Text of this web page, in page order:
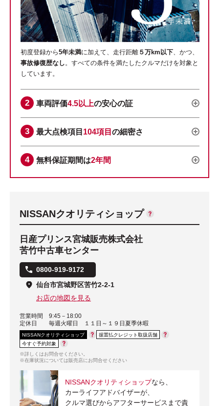
初度登録から5年未満に加えて、走行距離 ５万km以下 、かつ、
事故修復歴なし 。すべての条件を満たしたクルマだけを対象と
しています。
車両評価4.5以上の安心の証
最大点検項目 104項目 の細密さ
無料保証期間は2年間
NISSANクオリティショップ
日産プリンス宮城販売株式会社
苦竹中古車センター
0800-919-9172
仙台市宮城野区苦竹2-2-1
お店の地図を見る
営業時間
9:45－18:00
定休日
毎週火曜日 １１日～１９日夏季休暇
NISSANクオリティショップ
据置払クレジット取扱店舗
今すぐ予約対象
※詳しくはお問合せください。
※在庫状況については販売店にお問合せください
NISSANクオリティショップなら、
カーライフアドバイザーが、
クルマ選びからアフターサービスまで責